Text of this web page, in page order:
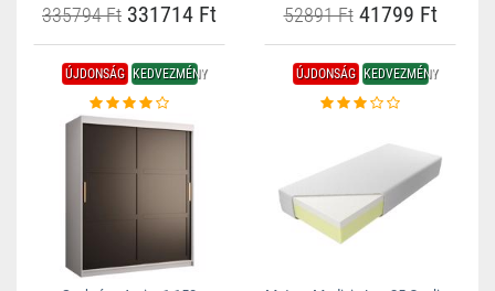
335794 Ft 331714 Ft 52891 Ft41799 Ft
ÚJDONSÁG KEDVEZMÉNY ÚJDONSÁG KEDVEZMÉNY